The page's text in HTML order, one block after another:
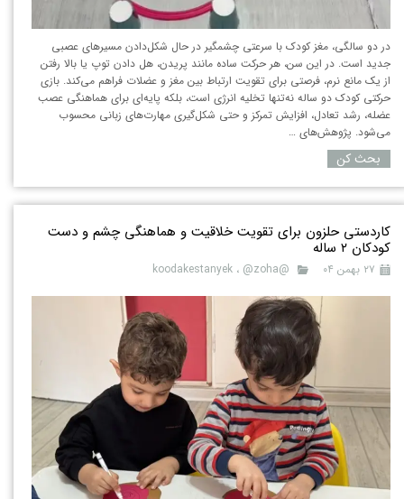
در دو سالگی، مغز کودک با سرعتی چشمگیر در حال شکل‌دادن مسیرهای عصبی
جدید است. در این سن، هر حرکت ساده مانند پریدن، هل دادن توپ یا بالا رفتن
از یک مانع نرم، فرصتی برای تقویت ارتباط بین مغز و عضلات فراهم می‌کند. بازی
حرکتی کودک دو ساله نه‌تنها تخلیه انرژی است، بلکه پایه‌ای برای هماهنگی عصب
عضله، رشد تعادل، افزایش تمرکز و حتی شکل‌گیری مهارت‌های زبانی محسوب
می‌شود. پژوهش‌های …
بحث کن
کاردستی حلزون برای تقویت خلاقیت و هماهنگی چشم و دست
کودکان ۲ ساله
۲۷ بهمن ۰۴ @koodakestanyek ، @zoha